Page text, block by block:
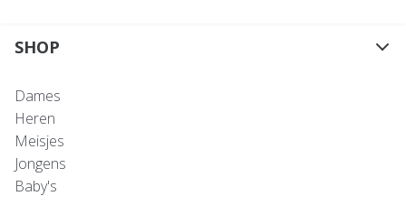
SHOP
Dames
Heren
Meisjes
Jongens
Baby's